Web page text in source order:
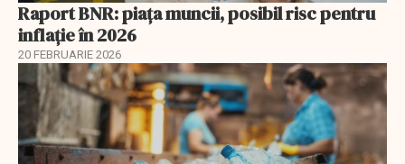
Raport BNR: piața muncii, posibil risc pentru
inflație în 2026
20 FEBRUARIE 2026